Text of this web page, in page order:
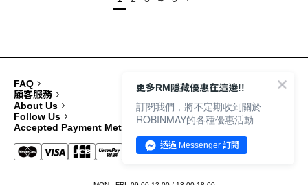
FAQ
顧客服務
About Us
Follow Us
Accepted Payment Methods
更多RM隱藏優惠在這邊!!
訂閱我們，將不定期收到關於
ROBINMAY的各種優惠活動
透過 Messenger 訂閱